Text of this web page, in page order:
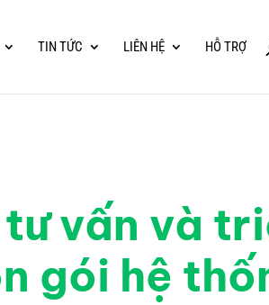
TIN TỨC LIÊN HỆ HỖ TRỢ
vấn và
gói hệ